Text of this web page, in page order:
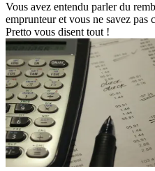
Vous avez entendu parler du
emprunteur et vous ne savez pas
Pretto vous disent tout !